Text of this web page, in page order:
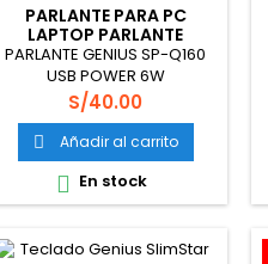
PARLANTE PARA PC
LAPTOP PARLANTE
GENIUS SP-Q160 USB
POWER
PARLANTE GENIUS SP-Q160
USB POWER 6W
Precio
S/40.00
 Añadir al carrito
 En stock